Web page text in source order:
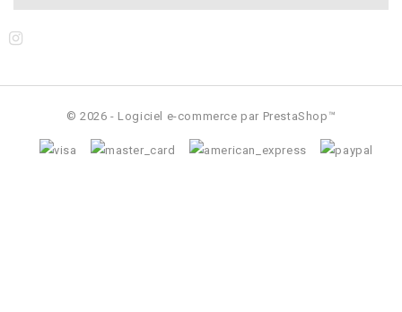
© 2026 - Logiciel e-commerce par PrestaShop™